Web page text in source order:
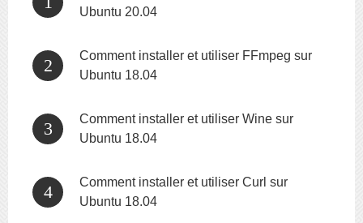
Ubuntu 20.04
Comment installer et utiliser FFmpeg sur
Ubuntu 18.04
Comment installer et utiliser Wine sur
Ubuntu 18.04
Comment installer et utiliser Curl sur
Ubuntu 18.04